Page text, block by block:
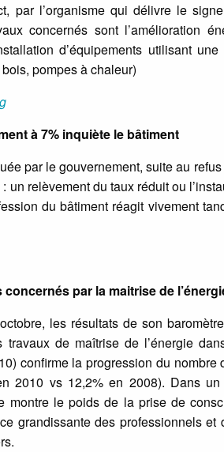
par l’organisme qui délivre le
concernés sont l’amélioration
d’équipements utilisant
pompes à chaleur)
à 7% inquiète le bâtiment
par le gouvernement, suite au
un relèvement du taux réduit ou
du bâtiment réagit vivement
par la maitrise de
les résultats de son
travaux de maîtrise de l’énergie
confirme la progression du
2010 vs 12,2% en 2008). Dans
montre le poids de la prise de
grandissante des professionnels